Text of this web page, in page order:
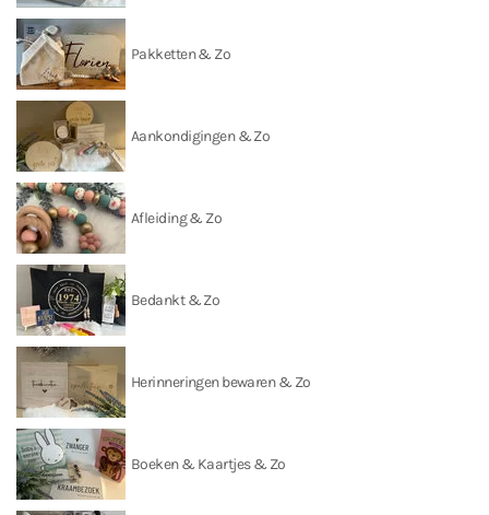
Pakketten & Zo
Aankondigingen & Zo
Afleiding & Zo
Bedankt & Zo
Herinneringen bewaren & Zo
Boeken & Kaartjes & Zo